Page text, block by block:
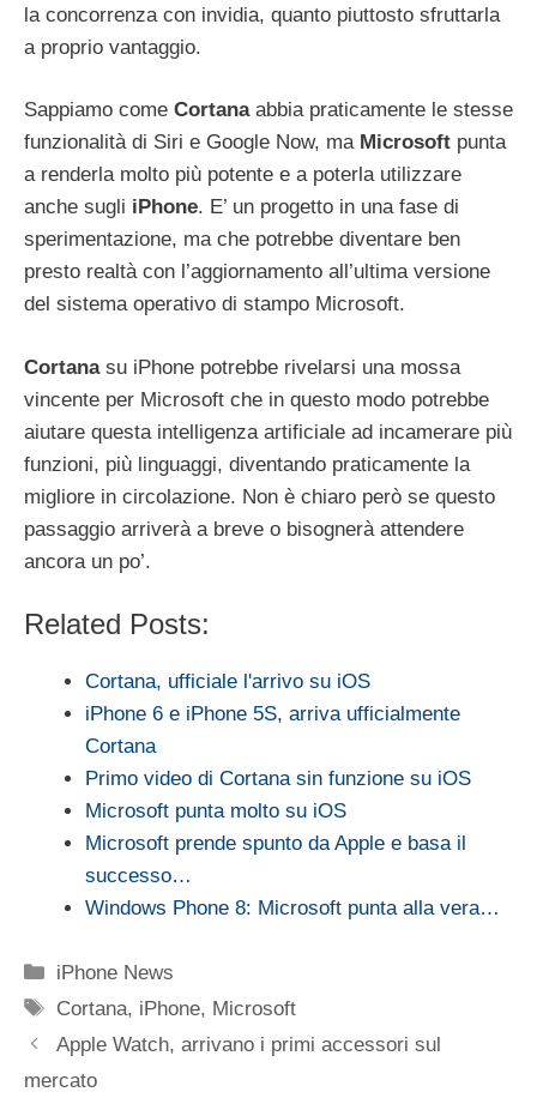
la concorrenza con invidia, quanto piuttosto sfruttarla
a proprio vantaggio.
Sappiamo come Cortanaabbia praticamente le stesse
funzionalità di Siri e Google Now, ma Microsoft punta
a renderla molto più potente e a poterla utilizzare
anche sugli iPhone. E’ un progetto in una fase di
sperimentazione, ma che potrebbe diventare ben
presto realtà con l’aggiornamento all’ultima versione
del sistema operativo di stampo Microsoft.
Cortanasu iPhone potrebbe rivelarsi una mossa
vincente per Microsoft che in questo modo potrebbe
aiutare questa intelligenza artificiale ad incamerare più
funzioni, più linguaggi, diventando praticamente la
migliore in circolazione. Non è chiaro però se questo
passaggio arriverà a breve o bisognerà attendere
ancora un po’.
Related Posts:
Cortana, ufficiale l'arrivo su iOS
iPhone 6 e iPhone 5S, arriva ufficialmente
Cortana
Primo video di Cortana sin funzione su iOS
Microsoft punta molto su iOS
Microsoft prende spunto da Apple e basa il
successo…
Windows Phone 8: Microsoft punta alla vera…
Categorie
iPhone News
Tag
Cortana, iPhone, Microsoft
Apple Watch, arrivano i primi accessori sul
mercato